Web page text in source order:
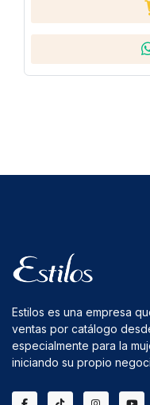
Estilos es una empresa
ventas por catálogo
especialmente para la
iniciando su propio